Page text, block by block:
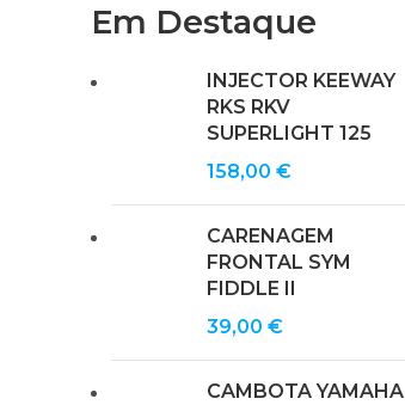
Em Destaque
INJECTOR KEEWAY
RKS RKV
SUPERLIGHT 125
158,00 €
CARENAGEM
FRONTAL SYM
FIDDLE II
39,00 €
CAMBOTA YAMAHA